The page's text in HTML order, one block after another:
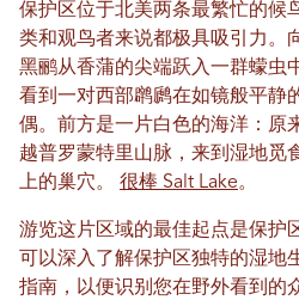
保护区位于北美两条最繁忙的候
类和观鸟者来说都极具吸引力。
黑鹂从香蒲的尖端跃入一群蠓虫
看到一对西部䴙䴘在如镜般平静
偶。前方是一片白色的海洋：原
越普罗蒙特里山脉，来到湿地觅
上的巢穴。 很棒 Salt Lake。
游览这片区域的最佳起点是保护
可以深入了解保护区独特的湿地
指南，以便识别您在野外看到的